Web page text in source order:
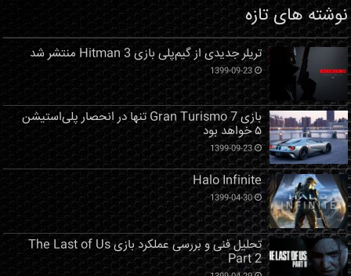
نوشته های تازه
تریلر جدیدی از گیم‌پلی بازی Hitman 3 منتشر شد
1399-09-23
بازی Gran Turismo 7 تنها در انحصار پلی‌استیشن
۵ خواهد بود
1399-09-23
Halo Infinite
1399-04-30
تحلیل فنی و بررسی عملکرد بازی The Last of Us
Part 2